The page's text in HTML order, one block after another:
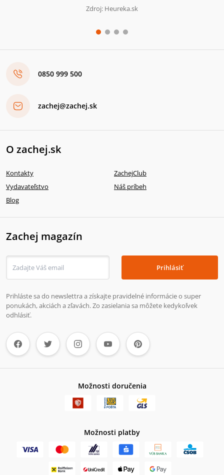
Zdroj: Heureka.sk
0850 999 500
zachej@zachej.sk
O zachej.sk
Kontakty
ZachejClub
Vydavateľstvo
Náš príbeh
Blog
Zachej magazín
Prihlásiť
Prihláste sa do newslettra a získajte pravidelné informácie o super
ponukách, akciách a zľavách. Zo zasielania sa môžete kedykoľvek
odhlásiť.
Možnosti doručenia
Možnosti platby